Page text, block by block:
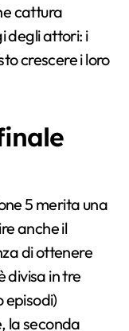
cattura
degli attori: i
crescere i loro
5 merita una
anche il
di ottenere
divisa in tre
episodi)
la seconda